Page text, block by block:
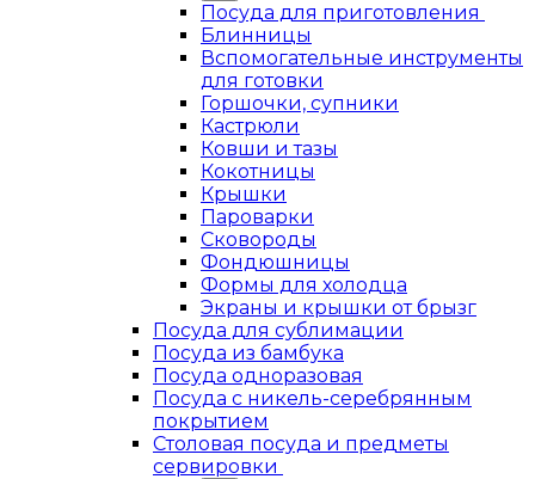
Посуда для приготовления
Блинницы
Вспомогательные инструменты
для готовки
Горшочки, супники
Кастрюли
Ковши и тазы
Кокотницы
Крышки
Пароварки
Сковороды
Фондюшницы
Формы для холодца
Экраны и крышки от брызг
Посуда для сублимации
Посуда из бамбука
Посуда одноразовая
Посуда с никель-серебрянным
покрытием
Столовая посуда и предметы
сервировки